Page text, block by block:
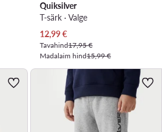
Quiksilver
T-särk · Valge
Praegune hind
12,99€
Tavahind17,95 €
Madalaim hind15,99 €